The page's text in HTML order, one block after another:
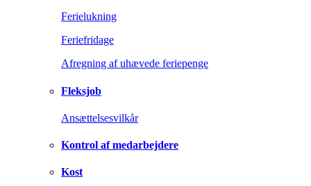
Ferielukning
Feriefridage
Afregning af uhævede feriepenge
Fleksjob
Ansættelsesvilkår
Kontrol af medarbejdere
Kost